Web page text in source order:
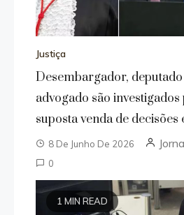
Justiça
Desembargador,
advogado são
suposta venda de
8 De Junho De 2026
0
1 MIN READ